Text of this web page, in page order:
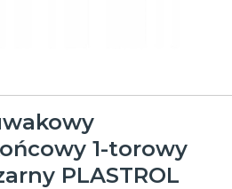
1-torowy
PLASTROL